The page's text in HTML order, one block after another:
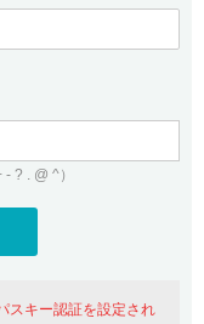
? . @ ^）
スキー認証を設定され